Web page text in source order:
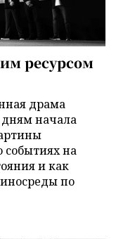
ресурсом
драма
начала
событиях на
и как
по